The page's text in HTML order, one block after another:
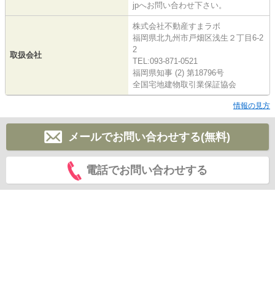
jpへお問い合わせ下さい。
取扱会社
株式会社不動産すまラボ
福岡県北九州市戸畑区浅生２丁目6-2
2
TEL:093-871-0521
福岡県知事 (2) 第18796号
全国宅地建物取引業保証協会
情報の見方
メールでお問い合わせする(無料)
電話でお問い合わせする